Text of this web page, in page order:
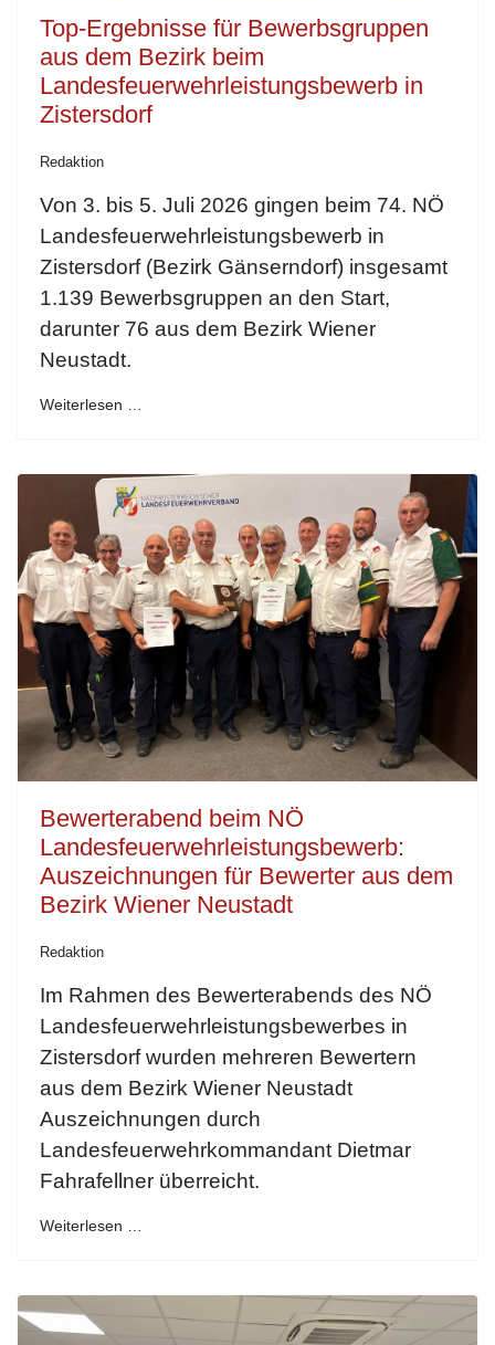
Top-Ergebnisse für Bewerbsgruppen
aus dem Bezirk beim
Landesfeuerwehrleistungsbewerb in
Zistersdorf
Redaktion
Von 3. bis 5. Juli 2026 gingen beim 74. NÖ
Landesfeuerwehrleistungsbewerb in
Zistersdorf (Bezirk Gänserndorf) insgesamt
1.139 Bewerbsgruppen an den Start,
darunter 76 aus dem Bezirk Wiener
Neustadt.
Weiterlesen …
Bewerterabend beim NÖ
Landesfeuerwehrleistungsbewerb:
Auszeichnungen für Bewerter aus dem
Bezirk Wiener Neustadt
Redaktion
Im Rahmen des Bewerterabends des NÖ
Landesfeuerwehrleistungsbewerbes in
Zistersdorf wurden mehreren Bewertern
aus dem Bezirk Wiener Neustadt
Auszeichnungen durch
Landesfeuerwehrkommandant Dietmar
Fahrafellner überreicht.
Weiterlesen …